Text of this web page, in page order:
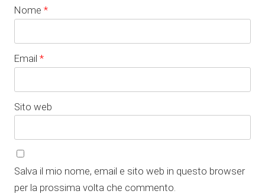
Nome *
Email *
Sito web
Salva il mio nome, email e sito web in questo browser
per la prossima volta che commento.